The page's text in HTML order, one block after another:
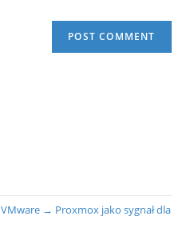
→ Proxmox jako sygnał dla